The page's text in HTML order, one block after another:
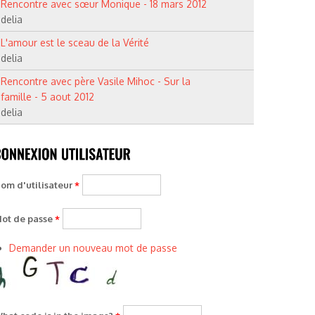
Rencontre avec sœur Monique - 18 mars 2012
delia
L'amour est le sceau de la Vérité
delia
Rencontre avec père Vasile Mihoc - Sur la
famille - 5 aout 2012
delia
d'utilisateur*
de passe*
Demander un nouveau mot de passe